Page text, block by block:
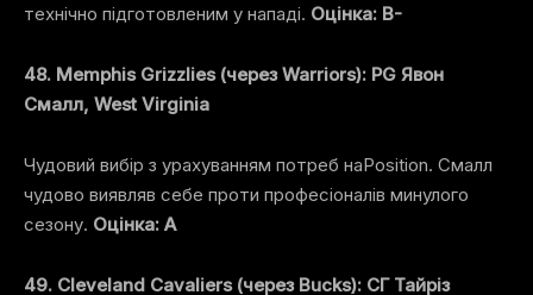
технічно підготовленим у нападі. Оцінка: B-
48. Memphis Grizzlies (через Warriors): PG Явон
Смалл, West Virginia
Чудовий вибір з урахуванням потреб наPosition. Смалл
чудово виявляв себе проти професіоналів минулого
сезону. Оцінка: A
49. Cleveland Cavaliers (через Bucks): СГ Тайріз